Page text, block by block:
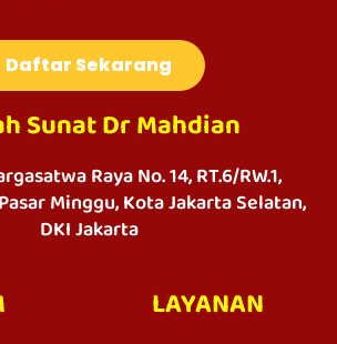
Daftar Sekarang
Sunat Dr Mahdian
Raya No. 14, RT.6/RW.1,
Minggu, Kota Jakarta Selatan,
DKI Jakarta
LAYANAN